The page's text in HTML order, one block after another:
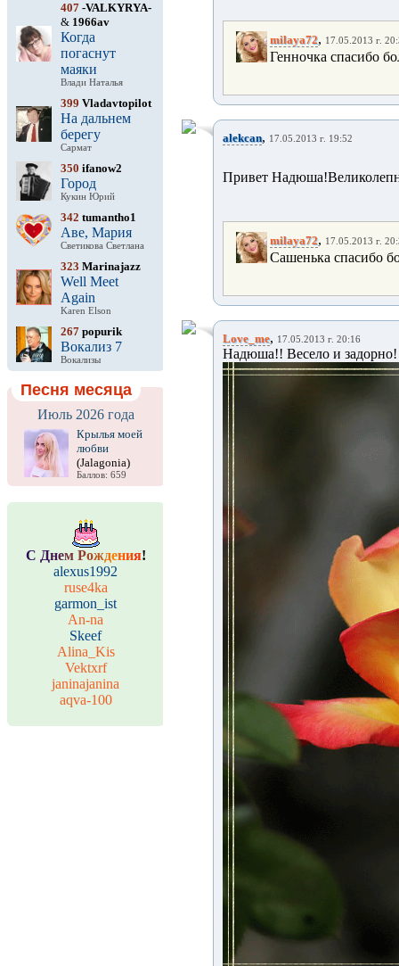
407 -VALKYRYA-
& 1966av
Когда
погаснут
маяки
Влади Наталья
399 Vladavtopilot
На дальнем
берегу
Сармат
350 ifanow2
Город
Кукин Юрий
342 tumantho1
Аве, Мария
Светикова Светлана
323 Marinajazz
Well Meet
Again
Karen Elson
267 popurik
Вокализ 7
Вокализы
Песня месяца
Июль 2026 года
Крылья моей
любви
(Jalagonia)
Баллов: 659
С Днем Рождения!
alexus1992
ruse4ka
garmon_ist
An-na
Skeef
Alina_Kis
Vektxrf
janinajanina
aqva-100
milaya72, 17.05.2013 г.
Генночка спасибо
alekcan, 17.05.2013 г. 19:52
Привет
milaya72, 17.05.2013 г.
Сашенька спасибо
Love_me, 17.05.2013 г. 20:16
Надюша!! Весело и